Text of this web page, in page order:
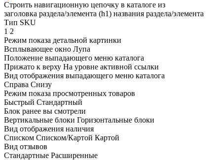
Строить навигационную цепочку в каталоге из
заголовка раздела/элемента (h1) названия раздела/элемента
Тип SKU
1 2
Режим показа детальной картинки
Всплывающее окно Лупа
Положение выпадающего меню каталога
Прижато к верху На уровне активной ссылки
Вид отображения выпадающего меню каталога
Справа Снизу
Режим показа просмотренных товаров
Быстрый Стандартный
Блок ранее вы смотрели
Вертикальные блоки Горизонтальные блоки
Вид отображения наличия
Списком Списком/Картой Картой
Вид отзывов
Стандартные Расширенные